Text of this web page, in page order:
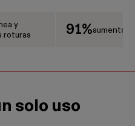
y
roturas
91%aumento
solo uso